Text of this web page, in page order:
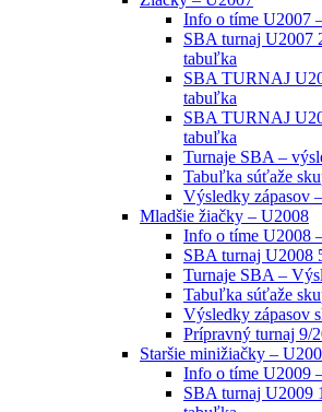
Info o tíme U2007
SBA turnaj U2007
tabuľka
SBA TURNAJ
tabuľka
SBA TURNAJ
tabuľka
Turnaje SBA –
Tabuľka súťaže
Výsledky zápasov
Mladšie žiačky – U2008
Info o tíme U2008
SBA turnaj U2008
Turnaje SBA –
Tabuľka súťaže
Výsledky zápasov
Prípravný turnaj 9/
Staršie minižiačky –
Info o tíme U2009
SBA turnaj U2009